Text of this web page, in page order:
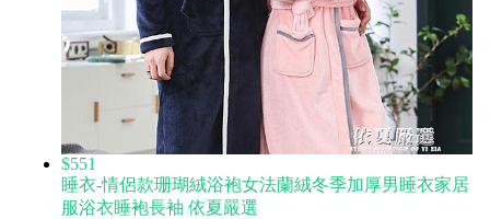
$551
睡衣-情侶款珊瑚絨浴袍女法蘭絨冬季加厚男睡衣家居
服浴衣睡袍長袖 依夏嚴選